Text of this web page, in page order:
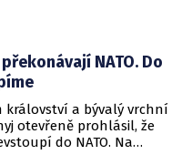
NATO. Do
království a bývalý vrchní
otevřeně prohlásil, že
do NATO. Na